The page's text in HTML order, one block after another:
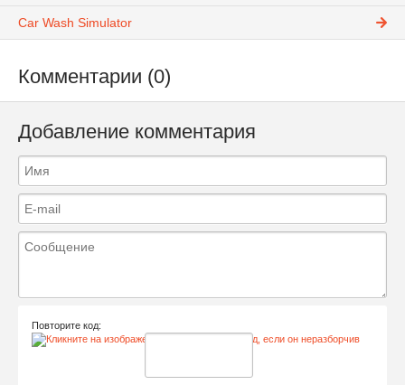
Car Wash Simulator
Комментарии (0)
Добавление комментария
Повторите код: